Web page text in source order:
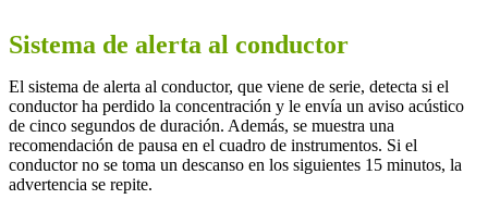
Sistema de alerta al conductor
El sistema de alerta al conductor, que viene de serie, detecta si el
conductor ha perdido la concentración y le envía un aviso acústico
de cinco segundos de duración. Además, se muestra una
recomendación de pausa en el cuadro de instrumentos. Si el
conductor no se toma un descanso en los siguientes 15 minutos, la
advertencia se repite.